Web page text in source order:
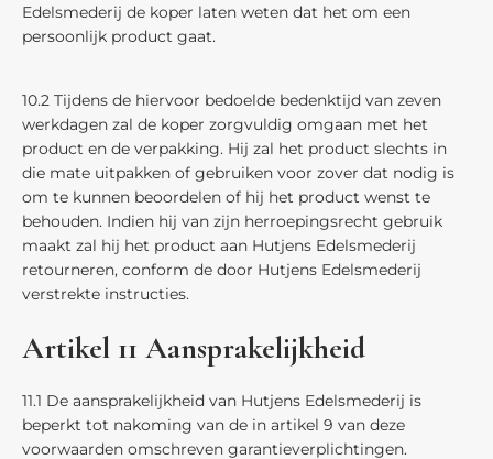
Edelsmederij de koper laten weten dat het om een
persoonlijk product gaat.
10.2 Tijdens de hiervoor bedoelde bedenktijd van zeven
werkdagen zal de koper zorgvuldig omgaan met het
product en de verpakking. Hij zal het product slechts in
die mate uitpakken of gebruiken voor zover dat nodig is
om te kunnen beoordelen of hij het product wenst te
behouden. Indien hij van zijn herroepingsrecht gebruik
maakt zal hij het product aan Hutjens Edelsmederij
retourneren, conform de door Hutjens Edelsmederij
verstrekte instructies.
Artikel 11 Aansprakelijkheid
11.1 De aansprakelijkheid van Hutjens Edelsmederij is
beperkt tot nakoming van de in artikel 9 van deze
voorwaarden omschreven garantieverplichtingen.